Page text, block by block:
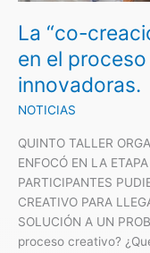
La “co-
en el
innovadoras.
NOTICIAS
QUINTO TALLER
ENFOCÓ EN LA
PARTICIPANTES
CREATIVO PARA
SOLUCIÓN A UN
proceso creativo?
proceso
generación
de
ideas